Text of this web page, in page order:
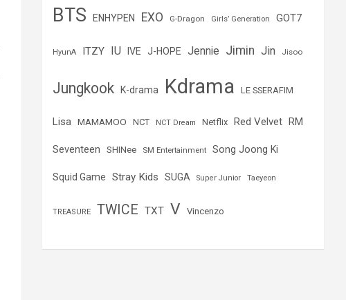
BTS ENHYPEN EXO G-Dragon Girls’ Generation GOT7
HyunA ITZY IU IVE J-HOPE Jennie Jimin Jin Jisoo
Jungkook K-drama Kdrama LE SSERAFIM
Lisa MAMAMOO NCT NCT Dream Netflix Red Velvet RM
Seventeen SHINee SM Entertainment Song Joong Ki
Squid Game Stray Kids SUGA Super Junior Taeyeon
TREASURE TWICE TXT V Vincenzo